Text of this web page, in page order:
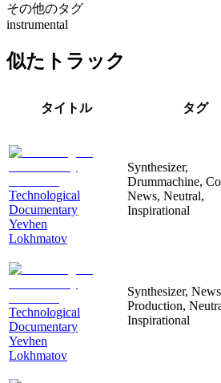
その他のタグ
instrumental
似たトラック
タイトル タグ
Technological
Documentary
Yevhen
Lokhmatov
Synthesizer,
Drummachine,
News, Neutral,
Inspirational
Technological
Documentary
Yevhen
Lokhmatov
Synthesizer,
Production,
Inspirational